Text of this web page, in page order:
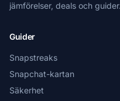
jämförelser, deals och guider.
Guider
Snapstreaks
Snapchat-kartan
Säkerhet